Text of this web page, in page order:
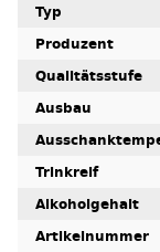
Typ
Produzent
Qualitätsstufe
Ausbau
Trinkreif
Alkoholgehalt
Artikelnummer